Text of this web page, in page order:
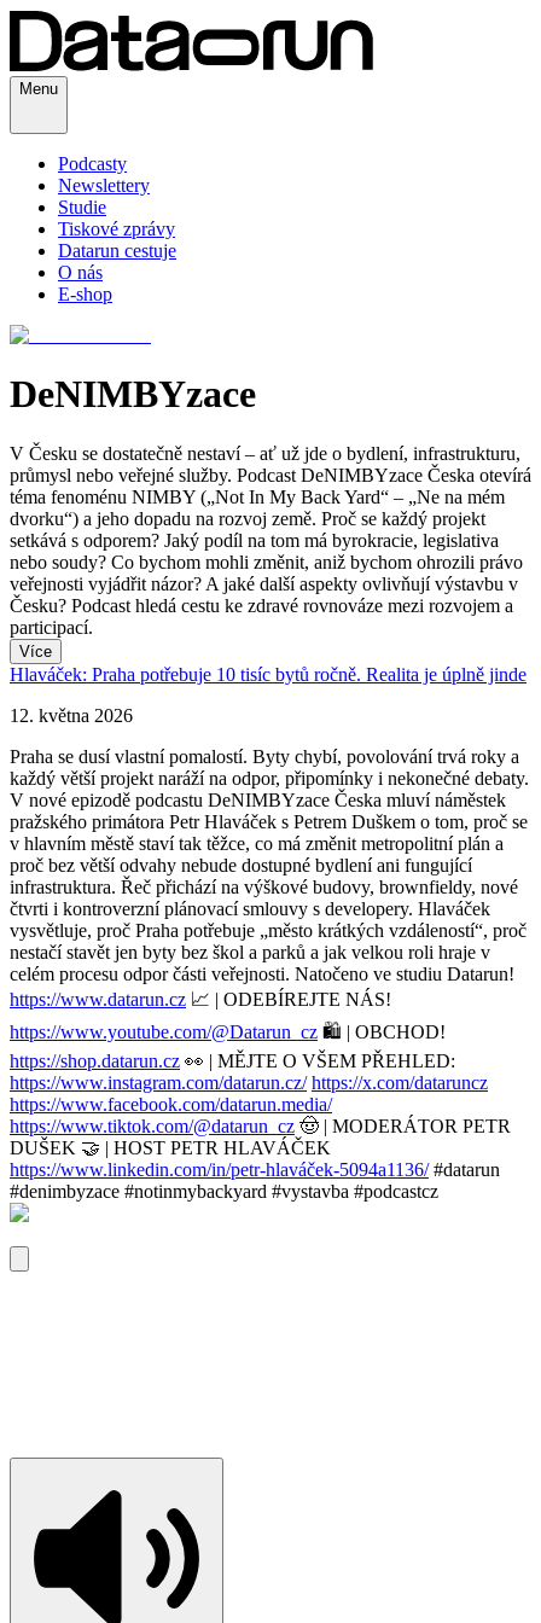
Menu
Podcasty
Newslettery
Studie
Tiskové zprávy
Datarun cestuje
O nás
E-shop
DeNIMBYzace
V Česku se dostatečně nestaví – ať už jde o bydlení, infrastrukturu,
průmysl nebo veřejné služby. Podcast DeNIMBYzace Česka otevírá
téma fenoménu NIMBY („Not In My Back Yard“ – „Ne na mém
dvorku“) a jeho dopadu na rozvoj země. Proč se každý projekt
setkává s odporem? Jaký podíl na tom má byrokracie, legislativa
nebo soudy? Co bychom mohli změnit, aniž bychom ohrozili právo
veřejnosti vyjádřit názor? A jaké další aspekty ovlivňují výstavbu v
Česku? Podcast hledá cestu ke zdravé rovnováze mezi rozvojem a
participací.
Více
Hlaváček: Praha potřebuje 10 tisíc bytů ročně. Realita je úplně jinde
12. května 2026
Praha se dusí vlastní pomalostí. Byty chybí, povolování trvá roky a
každý větší projekt naráží na odpor, připomínky i nekonečné debaty.
V nové epizodě podcastu DeNIMBYzace Česka mluví náměstek
pražského primátora Petr Hlaváček s Petrem Duškem o tom, proč se
v hlavním městě staví tak těžce, co má změnit metropolitní plán a
proč bez větší odvahy nebude dostupné bydlení ani fungující
infrastruktura. Řeč přichází na výškové budovy, brownfieldy, nové
čtvrti i kontroverzní plánovací smlouvy s developery. Hlaváček
vysvětluje, proč Praha potřebuje „město krátkých vzdáleností“, proč
nestačí stavět jen byty bez škol a parků a jak velkou roli hraje v
celém procesu odpor části veřejnosti. Natočeno ve studiu Datarun!
https://www.datarun.cz 📈 | ODEBÍREJTE NÁS!
https://www.youtube.com/@Datarun_cz 🛍️ | OBCHOD!
https://shop.datarun.cz 👀 | MĚJTE O VŠEM PŘEHLED:
https://www.instagram.com/datarun.cz/ https://x.com/dataruncz
https://www.facebook.com/datarun.media/
https://www.tiktok.com/@datarun_cz 🤠 | MODERÁTOR PETR
DUŠEK 🤝 | HOST PETR HLAVÁČEK
https://www.linkedin.com/in/petr-hlaváček-5094a1136/#datarun
#denimbyzace #notinmybackyard #vystavba #podcastcz